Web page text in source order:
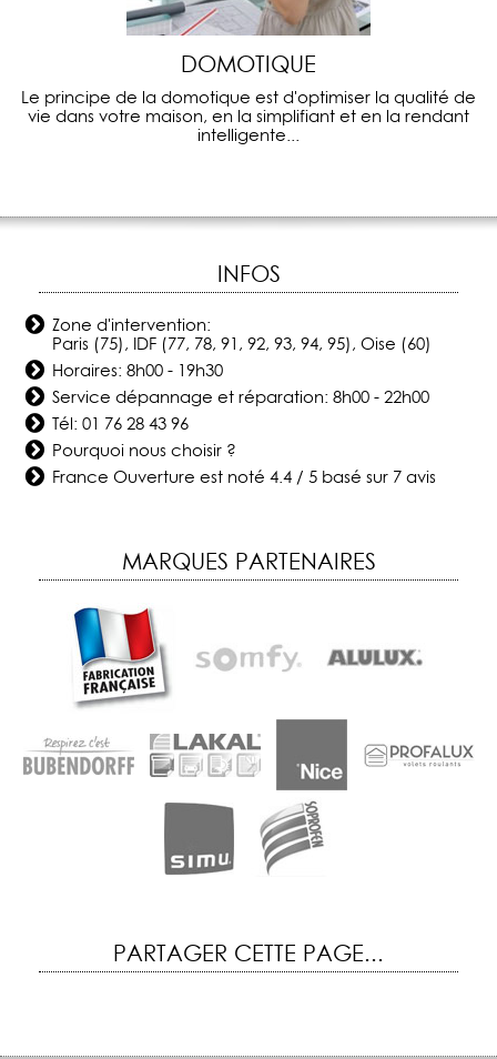
DOMOTIQUE
Le principe de la domotique est d'optimiser la qualité de
vie dans votre maison, en la simplifiant et en la rendant
intelligente...
INFOS
Zone d'intervention:
Paris (75), IDF (77, 78, 91, 92, 93, 94, 95), Oise (60)
Horaires: 8h00 - 19h30
Service dépannage et réparation: 8h00 - 22h00
Tél:01 76 28 43 96
Pourquoi nous choisir ?
France Ouverture est noté4.4 /5 basé sur 7avis
MARQUES PARTENAIRES
PARTAGER CETTE PAGE...